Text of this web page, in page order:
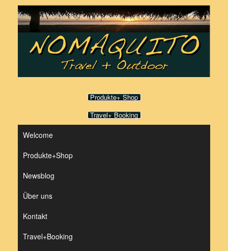
springen
Produkte+ Shop
Travel+ Booking
Welcome
Produkte+Shop
Newsblog
Über uns
Kontakt
Travel+Booking